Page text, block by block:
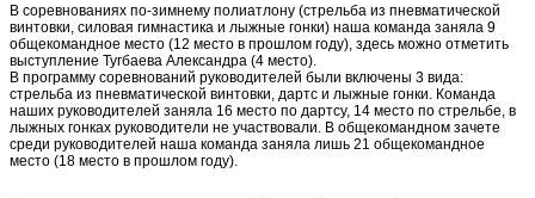
В соревнованиях по-зимнему полиатлону (стрельба из пневматической
винтовки, силовая гимнастика и лыжные гонки) наша команда заняла 9
общекомандное место (12 место в прошлом году), здесь можно отметить
выступление Тугбаева Александра (4 место).
В программу соревнований руководителей были включены 3 вида:
стрельба из пневматической винтовки, дартс и лыжные гонки. Команда
наших руководителей заняла 16 место по дартсу, 14 место по стрельбе, в
лыжных гонках руководители не участвовали. В общекомандном зачете
среди руководителей наша команда заняла лишь 21 общекомандное
место (18 место в прошлом году).